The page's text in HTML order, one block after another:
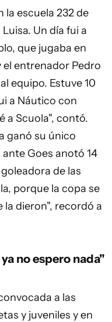
la escuela 232 de
Un día fui a
que jugaba en
el entrenador Pedro
equipo. Estuve 10
a Náutico con
a Scuola", contó.
ganó su único
ante Goes anotó 14
de las
porque la copa se
la dieron", recordó a
no espero nada"
a las
y juveniles y en